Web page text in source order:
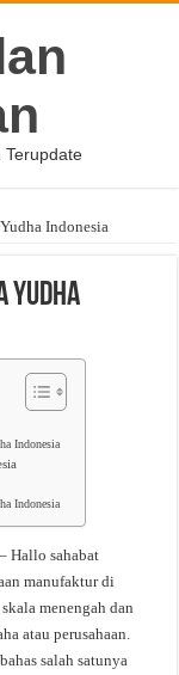
Terupdate
Indonesia
Yudha
Indonesia
Indonesia
– Hallo sahabat
manufaktur di
menengah dan
atau perusahaan.
salah satunya